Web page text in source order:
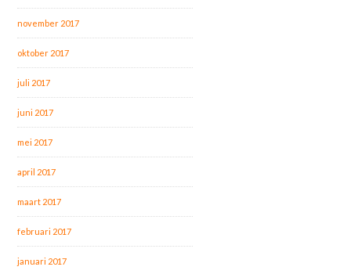
november 2017
oktober 2017
juli 2017
juni 2017
mei 2017
april 2017
maart 2017
februari 2017
januari 2017